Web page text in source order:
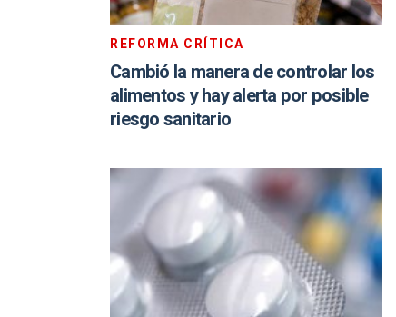
REFORMA CRÍTICA
Cambió la manera de controlar los
alimentos y hay alerta por posible
riesgo sanitario